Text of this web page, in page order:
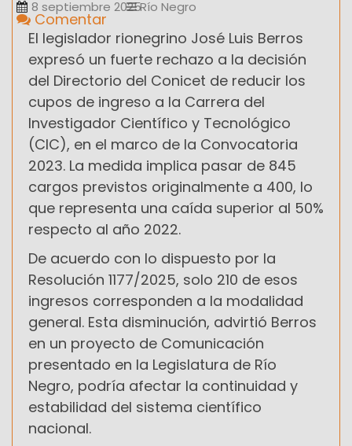
8 septiembre 2025Río Negro
Comentar
El legislador rionegrino José Luis Berros
expresó un fuerte rechazo a la decisión
del Directorio del Conicet de reducir los
cupos de ingreso a la Carrera del
Investigador Científico y Tecnológico
(CIC), en el marco de la Convocatoria
2023. La medida implica pasar de 845
cargos previstos originalmente a 400, lo
que representa una caída superior al 50%
respecto al año 2022.
De acuerdo con lo dispuesto por la
Resolución 1177/2025, solo 210 de esos
ingresos corresponden a la modalidad
general. Esta disminución, advirtió Berros
en un proyecto de Comunicación
presentado en la Legislatura de Río
Negro, podría afectar la continuidad y
estabilidad del sistema científico
nacional.